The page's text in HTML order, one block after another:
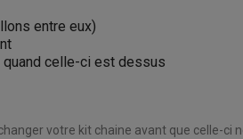
entre eux)
quand celle-ci est dessus
votre kit chaine avant que celle-